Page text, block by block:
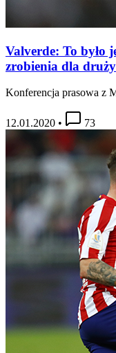
Valverde: To było
zrobienia dla
Konferencja prasowa z
12.01.2020 • 73